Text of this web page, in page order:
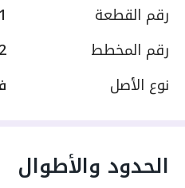
رقم القطعة
رقم المخطط
نوع الأصل
الحدود والأطوال